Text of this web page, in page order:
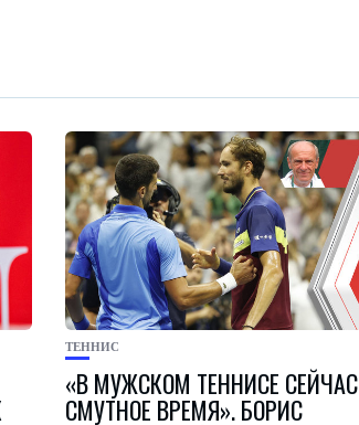
ТЕННИС
«В МУЖСКОМ ТЕННИСЕ СЕЙЧАС
СМУТНОЕ ВРЕМЯ». БОРИС